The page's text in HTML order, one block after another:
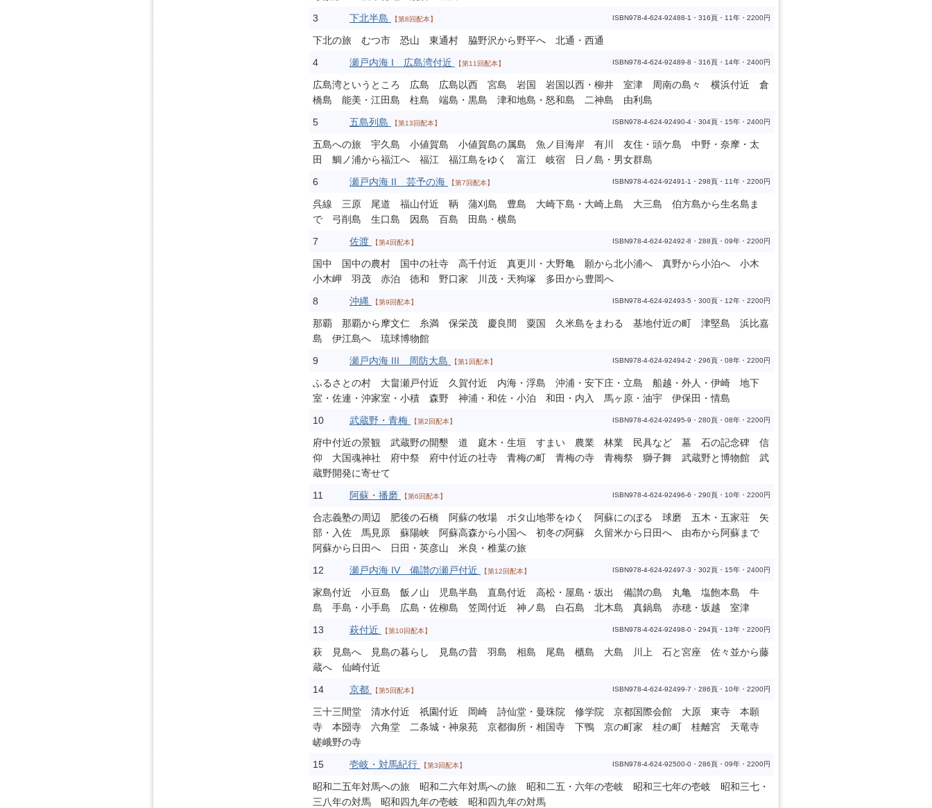
3
下北半島 【第8回配本】 ISBN978-4-624-92488-1・316頁・11年・2200円
下北の旅 むつ市 恐山 東通村 脇野沢から野平へ 北通・西通
4
瀬戸内海 I 広島湾付近 【第11回配本】 ISBN978-4-624-92489-8・316頁・14年・2400円
広島湾というところ 広島 広島以西 宮島 岩国 岩国以西・柳井 室津 周南の島々 横浜付近 倉
橋島 能美・江田島 柱島 端島・黒島 津和地島・怒和島 二神島 由利島
5
五島列島 【第13回配本】 ISBN978-4-624-92490-4・304頁・15年・2400円
五島への旅 宇久島 小値賀島 小値賀島の属島 魚ノ目海岸 有川 友住・頭ケ島 中野・奈摩・太
田 鯛ノ浦から福江へ 福江 福江島をゆく 富江 岐宿 日ノ島・男女群島
6
瀬戸内海 II 芸予の海 【第7回配本】 ISBN978-4-624-92491-1・298頁・11年・2200円
呉線 三原 尾道 福山付近 鞆 蒲刈島 豊島 大崎下島・大崎上島 大三島 伯方島から生名島ま
で 弓削島 生口島 因島 百島 田島・横島
7
佐渡 【第4回配本】 ISBN978-4-624-92492-8・288頁・09年・2200円
国中 国中の農村 国中の社寺 高千付近 真更川・大野亀 願から北小浦へ 真野から小泊へ 小木
小木岬 羽茂 赤泊 徳和 野口家 川茂・天狗塚 多田から豊岡へ
8
沖縄 【第9回配本】 ISBN978-4-624-92493-5・300頁・12年・2200円
那覇 那覇から摩文仁 糸満 保栄茂 慶良間 粟国 久米島をまわる 基地付近の町 津堅島 浜比嘉
島 伊江島へ 琉球博物館
9
瀬戸内海 III 周防大島 【第1回配本】 ISBN978-4-624-92494-2・296頁・08年・2200円
ふるさとの村 大畠瀬戸付近 久賀付近 内海・浮島 沖浦・安下庄・立島 船越・外人・伊崎 地下
室・佐連・沖家室・小積 森野 神浦・和佐・小泊 和田・内入 馬ヶ原・油宇 伊保田・情島
10
武蔵野・青梅 【第2回配本】 ISBN978-4-624-92495-9・280頁・08年・2200円
府中付近の景観 武蔵野の開墾 道 庭木・生垣 すまい 農業 林業 民具など 墓 石の記念碑 信
仰 大国魂神社 府中祭 府中付近の社寺 青梅の町 青梅の寺 青梅祭 獅子舞 武蔵野と博物館 武
蔵野開発に寄せて
11
阿蘇・播磨 【第6回配本】 ISBN978-4-624-92496-6・290頁・10年・2200円
合志義塾の周辺 肥後の石橋 阿蘇の牧場 ボタ山地帯をゆく 阿蘇にのぼる 球磨 五木・五家荘 矢
部・入佐 馬見原 蘇陽峡 阿蘇高森から小国へ 初冬の阿蘇 久留米から日田へ 由布から阿蘇まで
阿蘇から日田へ 日田・英彦山 米良・椎葉の旅
12
瀬戸内海 IV 備讃の瀬戸付近 【第12回配本】 ISBN978-4-624-92497-3・302頁・15年・2400円
家島付近 小豆島 飯ノ山 児島半島 直島付近 高松・屋島・坂出 備讃の島 丸亀 塩飽本島 牛
島 手島・小手島 広島・佐柳島 笠岡付近 神ノ島 白石島 北木島 真鍋島 赤穂・坂越 室津
13
萩付近 【第10回配本】 ISBN978-4-624-92498-0・294頁・13年・2200円
萩 見島へ 見島の暮らし 見島の昔 羽島 相島 尾島 櫃島 大島 川上 石と宮座 佐々並から藤
蔵へ 仙崎付近
14
京都 【第5回配本】 ISBN978-4-624-92499-7・286頁・10年・2200円
三十三間堂 清水付近 祇園付近 岡崎 詩仙堂・曼珠院 修学院 京都国際会館 大原 東寺 本願
寺 本圀寺 六角堂 二条城・神泉苑 京都御所・相国寺 下鴨 京の町家 桂の町 桂離宮 天竜寺
嵯峨野の寺
15
壱岐・対馬紀行 【第3回配本】 ISBN978-4-624-92500-0・286頁・09年・2200円
昭和二五年対馬への旅 昭和二六年対馬への旅 昭和二五・六年の壱岐 昭和三七年の壱岐 昭和三七・
三八年の対馬 昭和四九年の壱岐 昭和四九年の対馬